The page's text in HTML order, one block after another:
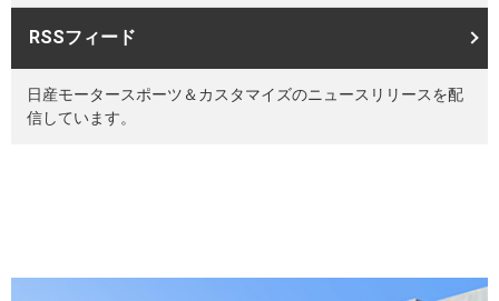
RSSフィード
日産モータースポーツ＆カスタマイズのニュースリリースを配
信しています。